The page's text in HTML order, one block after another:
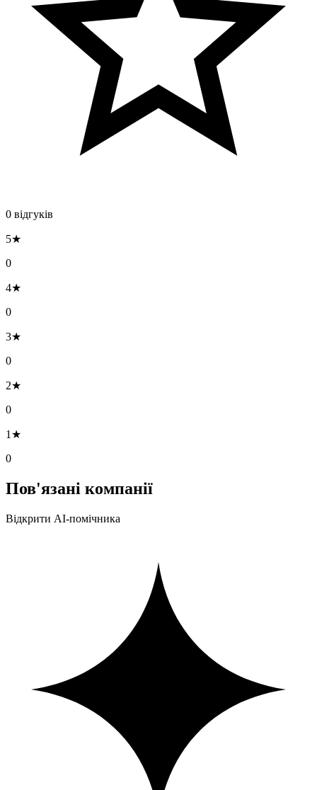
0 відгуків
5★
0
4★
0
3★
0
2★
0
1★
0
Пов'язані компанії
Відкрити AI-помічника